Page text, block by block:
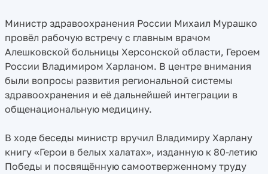
Министр здравоохранения России Михаил Мурашко
провёл рабочую встречу с главным врачом
Алешковской больницы Херсонской области, Героем
России Владимиром Харланом. В центре внимания
были вопросы развития региональной системы
здравоохранения и её дальнейшей интеграции в
общенациональную медицину.
В ходе беседы министр вручил Владимиру Харлану
книгу «Герои в белых халатах», изданную к 80-летию
Победы и посвящённую самоотверженному труду